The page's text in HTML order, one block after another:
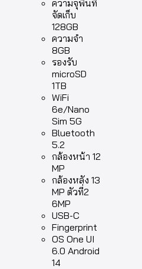
ความจุพื้นที่
จัดเก็บ
128GB
ความจำ
8GB
รองรับ
microSD
1TB
WiFi
6e/Nano
Sim 5G
Bluetooth
5.2
กล้องหน้า 12
MP
กล้องหลัง 13
MP ตัวที่2
6MP
USB-C
Fingerprint
OS One UI
6.0 Android
14